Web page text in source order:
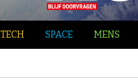
TECH SPACE MENS